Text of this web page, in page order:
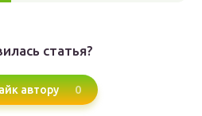
статья?
автору 0